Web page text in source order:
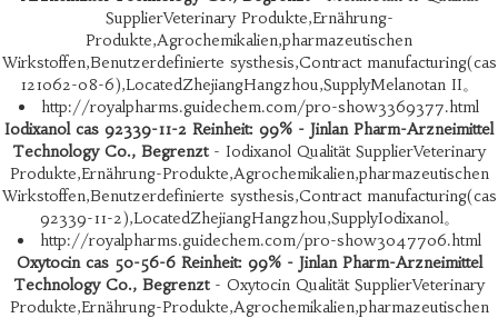
SupplierVeterinary Produkte,Ernährung-
Produkte,Agrochemikalien,pharmazeutischen
Wirkstoffen,Benutzerdefinierte systhesis,Contract manufacturing(cas
121062-08-6),LocatedZhejiangHangzhou,SupplyMelanotan II。
http://royalpharms.guidechem.com/pro-show3369377.html
Iodixanol cas 92339-11-2 Reinheit: 99% - Jinlan Pharm-Arzneimittel
Technology Co., Begrenzt- Iodixanol Qualität SupplierVeterinary
Produkte,Ernährung-Produkte,Agrochemikalien,pharmazeutischen
Wirkstoffen,Benutzerdefinierte systhesis,Contract manufacturing(cas
92339-11-2),LocatedZhejiangHangzhou,SupplyIodixanol。
http://royalpharms.guidechem.com/pro-show3047706.html
Oxytocin cas 50-56-6 Reinheit: 99% - Jinlan Pharm-Arzneimittel
Technology Co., Begrenzt- Oxytocin Qualität SupplierVeterinary
Produkte,Ernährung-Produkte,Agrochemikalien,pharmazeutischen